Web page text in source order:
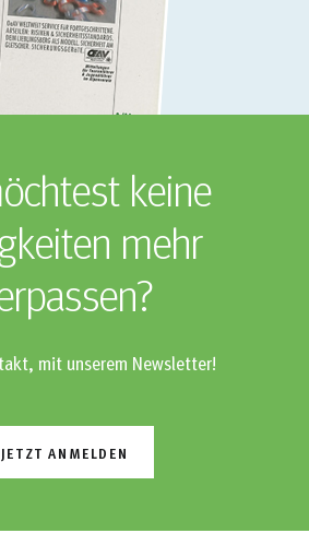
keine
mehr
mit unserem Newsletter!
JETZT ANMELDEN